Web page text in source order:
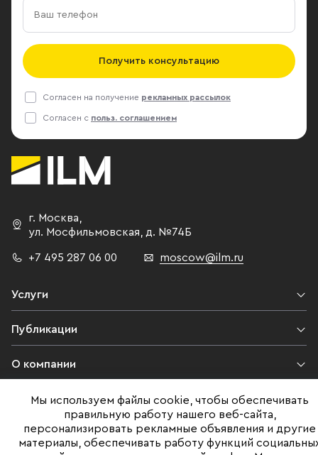
Получить консультацию
Согласен на получение рекламных рассылок
Согласен с польз. соглашением
г. Москва
ул. Мосфильмовская,
д. №74Б
+7 495 287 06 00 moscow@ilm.ru
Услуги
Публикации
О компании
Контакты
Юридическая информация
Мы используем файлы cookie, чтобы обеспечивать
правильную работу нашего веб-сайта,
персонализировать рекламные объявления и другие
материалы, обеспечивать работу функций